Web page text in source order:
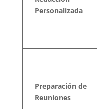
Personalizada
Preparación de
Reuniones